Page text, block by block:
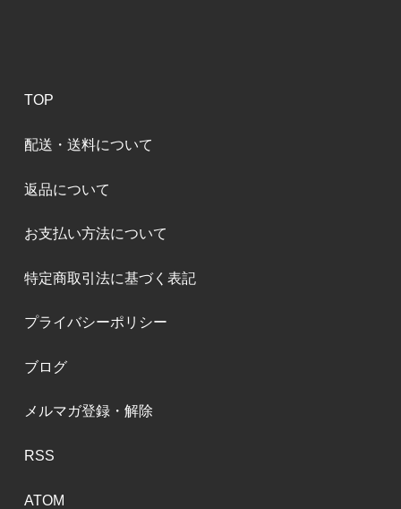
TOP
配送・送料について
返品について
お支払い方法について
特定商取引法に基づく表記
プライバシーポリシー
ブログ
メルマガ登録・解除
RSS
ATOM